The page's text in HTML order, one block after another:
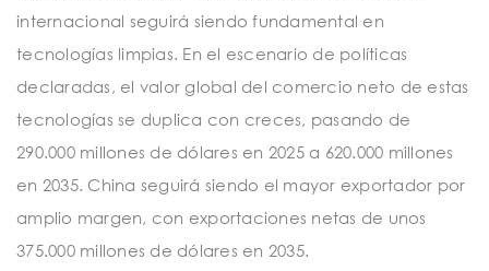
internacional seguirá siendo fundamental en
tecnologías limpias. En el escenario de políticas
declaradas, el valor global del comercio neto de estas
tecnologías se duplica con creces, pasando de
290.000 millones de dólares en 2025 a 620.000 millones
en 2035. China seguirá siendo el mayor exportador por
amplio margen, con exportaciones netas de unos
375.000 millones de dólares en 2035.